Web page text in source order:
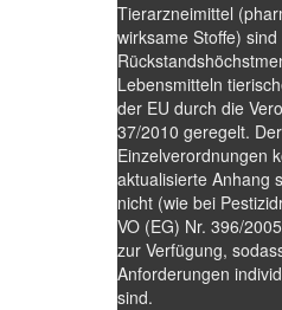
Tierarzneimittel
wirksame Stoffe)
Lebensmitteln
der EU durch die
37/2010 geregelt.
Einzelverordnungen
aktualisierte Anhang
nicht (wie bei
VO (EG) Nr. 396/
zur Verfügung,
Anforderungen
sind.